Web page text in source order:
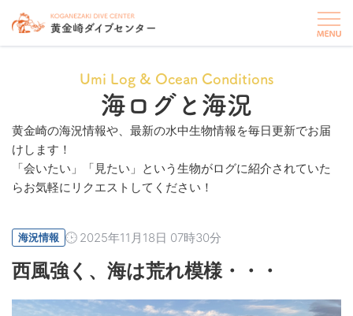
Umi Log & Ocean Conditions
海ログと海況
黄金崎の海況情報や、最新の水中生物情報を毎日更新でお届
けします！
「会いたい」「見たい」という生物がログに紹介されていた
らお気軽にリクエストしてください！
海況情報 2025年11月18日 07時30分
西風強く、海は荒れ模様・・・